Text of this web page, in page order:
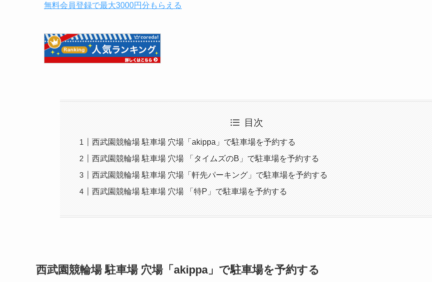
無料会員登録で最大3000円分もらえる
目次
西武園競輪場 駐車場 穴場「akippa」で駐車場を予約する
西武園競輪場 駐車場 穴場 「タイムズのB」で駐車場を予約する
西武園競輪場 駐車場 穴場「軒先パーキング」で駐車場を予約する
西武園競輪場 駐車場 穴場 「特P」で駐車場を予約する
西武園競輪場駐車場 穴場「akippa」で駐車場を予約する